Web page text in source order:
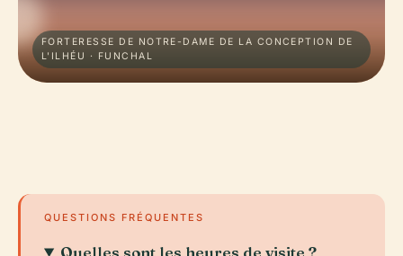
FORTERESSE DE NOTRE-DAME DE LA CONCEPTION DE
L'ILHÉU · FUNCHAL
QUESTIONS FRÉQUENTES
Quelles sont les heures de visite ?